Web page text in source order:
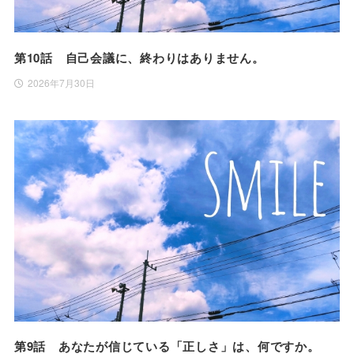
第10話 自己会議に、終わりはありません。
2026年7月30日
第9話 あなたが信じている「正しさ」は、何ですか。